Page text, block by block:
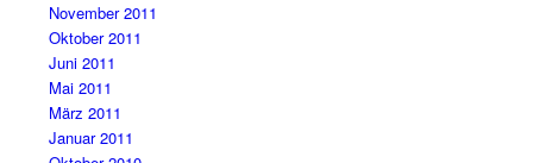
November 2011
Oktober 2011
Juni 2011
Mai 2011
März 2011
Januar 2011